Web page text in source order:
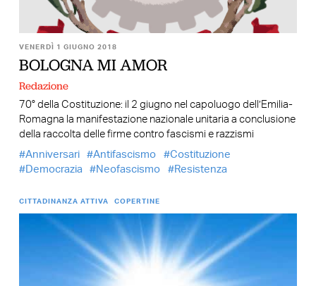
VENERDÌ 1 GIUGNO 2018
BOLOGNA MI AMOR
Redazione
70° della Costituzione: il 2 giugno nel capoluogo dell’Emilia-
Romagna la manifestazione nazionale unitaria a conclusione
della raccolta delle firme contro fascismi e razzismi
Anniversari
Antifascismo
Costituzione
Democrazia
Neofascismo Resistenza
CITTADINANZA ATTIVA COPERTINE